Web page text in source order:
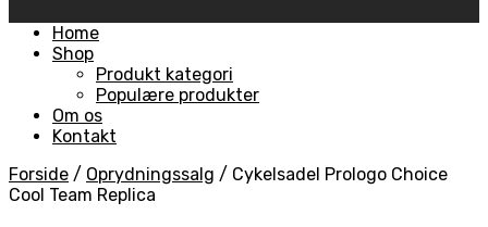
Skip
Home
Shop
Produkt kategori
Populære produkter
Om os
Kontakt
Forside / Oprydningssalg / Cykelsadel Prologo Choice
Cool Team Replica